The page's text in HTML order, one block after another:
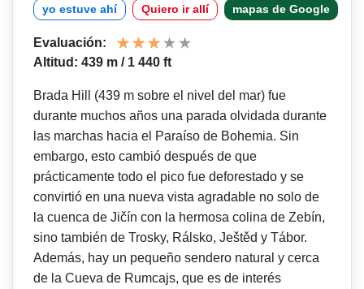
yo estuve ahí Quiero ir allí mapas de Google
Evaluación:
Altitud: 439 m / 1 440 ft
Brada Hill (439 m sobre el nivel del mar) fue
durante muchos años una parada olvidada durante
las marchas hacia el Paraíso de Bohemia. Sin
embargo, esto cambió después de que
prácticamente todo el pico fue deforestado y se
convirtió en una nueva vista agradable no solo de
la cuenca de Jičín con la hermosa colina de Zebín,
sino también de Trosky, Rálsko, Ještěd y Tábor.
Además, hay un pequeño sendero natural y cerca
de la Cueva de Rumcajs, que es de interés